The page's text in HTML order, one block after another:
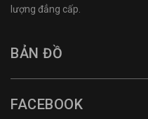
lượng đẳng cấp.
BẢN ĐỒ
FACEBOOK